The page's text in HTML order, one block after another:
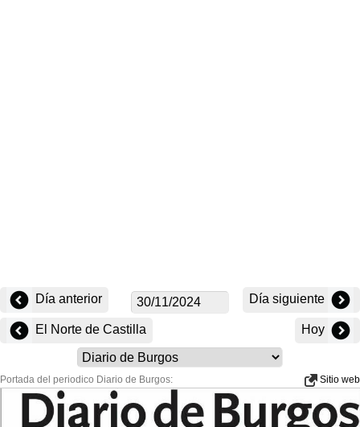
Día anterior Día siguiente
El Norte de Castilla Hoy
Portada del periodico Diario de Burgos: Sitio web